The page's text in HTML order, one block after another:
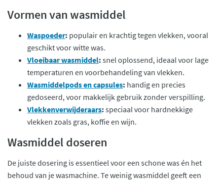
Vormen van wasmiddel
Waspoeder: populair en krachtig tegen vlekken, vooral
geschikt voor witte was.
Vloeibaar wasmiddel: snel oplossend, ideaal voor lage
temperaturen en voorbehandeling van vlekken.
Wasmiddelpods en capsules: handig en precies
gedoseerd, voor makkelijk gebruik zonder verspilling.
Vlekkenverwijderaars: speciaal voor hardnekkige
vlekken zoals gras, koffie en wijn.
Wasmiddel doseren
De juiste dosering is essentieel voor een schone was én het
behoud van je wasmachine. Te weinig wasmiddel geeft een